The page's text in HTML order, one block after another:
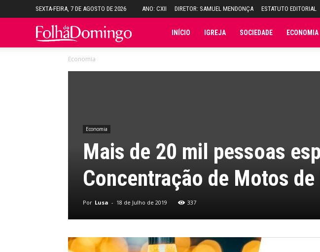
SEXTA-FEIRA, 7 DE AGOSTO DE 2026 ANO: CXII DIRETOR: SAMUEL MENDONÇA ESTATUTO EDITORIAL
Folha INÍCIO IGREJA SOCIEDADE ECONOMIA
Economia
Economia
Mais de 20 mil pessoas
Concentração de Motos de
Por Lusa - 18 de Julho de 2019 337